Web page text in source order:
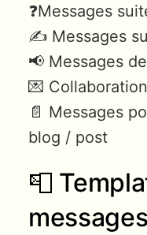
❓Messages
✍️ Messages
📢 Messages
💌 Collaboration
📄 Messages
blog / post
📮